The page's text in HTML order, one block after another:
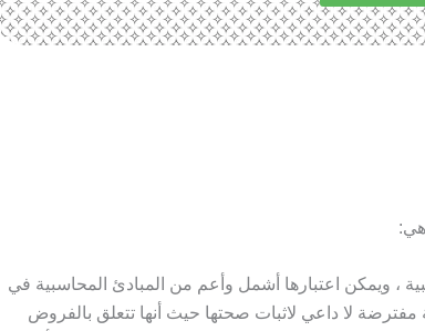
هي:
، ويمكن اعتبارها أشمل وأعم من المبادئ المحاسبية في
مفترضة لا داعي لاثبات صحتها حيث أنها تتعلق بالفروض